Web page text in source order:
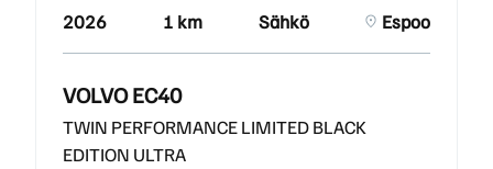
2026 1 km Sähkö Espoo
VOLVO EC40
TWIN PERFORMANCE LIMITED BLACK
EDITION ULTRA